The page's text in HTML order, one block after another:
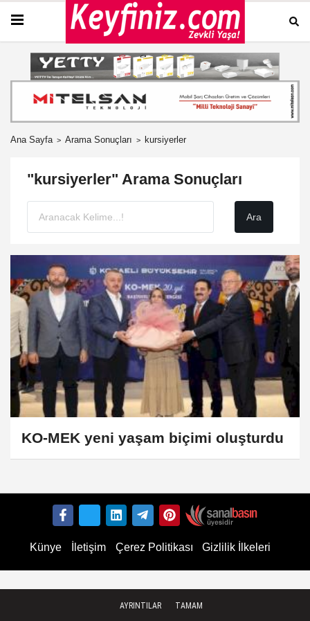
Ana Sayfa Arama Sonuçları kursiyerler
"kursiyerler" Arama Sonuçları
KO-MEK yeni yaşam biçimi oluşturdu
Künye İletişim Çerez Politikası Gizlilik İlkeleri
AYRINTILAR TAMAM